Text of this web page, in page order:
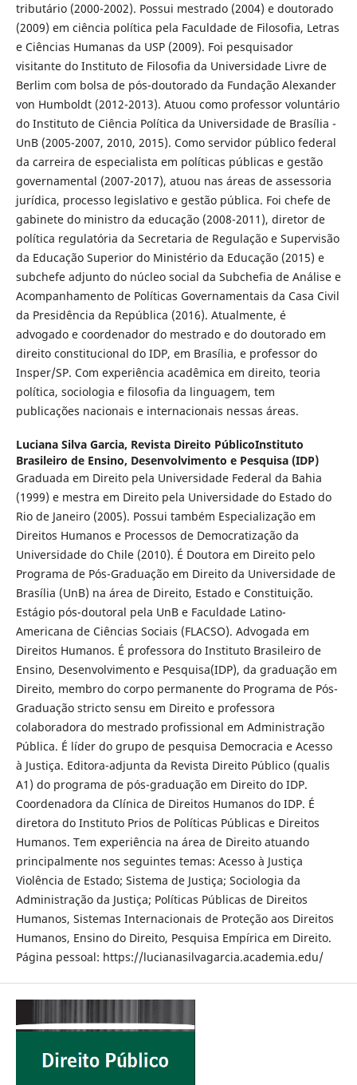
tributário (2000-2002). Possui mestrado (2004) e doutorado
(2009) em ciência política pela Faculdade de Filosofia, Letras
e Ciências Humanas da USP (2009). Foi pesquisador
visitante do Instituto de Filosofia da Universidade Livre de
Berlim com bolsa de pós-doutorado da Fundação Alexander
von Humboldt (2012-2013). Atuou como professor voluntário
do Instituto de Ciência Política da Universidade de Brasília -
UnB (2005-2007, 2010, 2015). Como servidor público federal
da carreira de especialista em políticas públicas e gestão
governamental (2007-2017), atuou nas áreas de assessoria
jurídica, processo legislativo e gestão pública. Foi chefe de
gabinete do ministro da educação (2008-2011), diretor de
política regulatória da Secretaria de Regulação e Supervisão
da Educação Superior do Ministério da Educação (2015) e
subchefe adjunto do núcleo social da Subchefia de Análise e
Acompanhamento de Políticas Governamentais da Casa Civil
da Presidência da República (2016). Atualmente, é
advogado e coordenador do mestrado e do doutorado em
direito constitucional do IDP, em Brasília, e professor do
Insper/SP. Com experiência acadêmica em direito, teoria
política, sociologia e filosofia da linguagem, tem
publicações nacionais e internacionais nessas áreas.
Luciana Silva Garcia, Revista Direito PúblicoInstituto
Brasileiro de Ensino, Desenvolvimento e Pesquisa (IDP)
Graduada em Direito pela Universidade Federal da Bahia
(1999) e mestra em Direito pela Universidade do Estado do
Rio de Janeiro (2005). Possui também Especialização em
Direitos Humanos e Processos de Democratização da
Universidade do Chile (2010). É Doutora em Direito pelo
Programa de Pós-Graduação em Direito da Universidade de
Brasília (UnB) na área de Direito, Estado e Constituição.
Estágio pós-doutoral pela UnB e Faculdade Latino-
Americana de Ciências Sociais (FLACSO). Advogada em
Direitos Humanos. É professora do Instituto Brasileiro de
Ensino, Desenvolvimento e Pesquisa(IDP), da graduação em
Direito, membro do corpo permanente do Programa de Pós-
Graduação stricto sensu em Direito e professora
colaboradora do mestrado profissional em Administração
Pública. É líder do grupo de pesquisa Democracia e Acesso
à Justiça. Editora-adjunta da Revista Direito Público (qualis
A1) do programa de pós-graduação em Direito do IDP.
Coordenadora da Clínica de Direitos Humanos do IDP. É
diretora do Instituto Prios de Políticas Públicas e Direitos
Humanos. Tem experiência na área de Direito atuando
principalmente nos seguintes temas: Acesso à Justiça
Violência de Estado; Sistema de Justiça; Sociologia da
Administração da Justiça; Políticas Públicas de Direitos
Humanos, Sistemas Internacionais de Proteção aos Direitos
Humanos, Ensino do Direito, Pesquisa Empírica em Direito.
Página pessoal: https://lucianasilvagarcia.academia.edu/